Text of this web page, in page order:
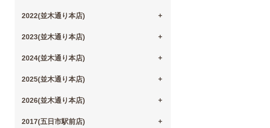
2022(並木通り本店)
2023(並木通り本店)
2024(並木通り本店)
2025(並木通り本店)
2026(並木通り本店)
2017(五日市駅前店)